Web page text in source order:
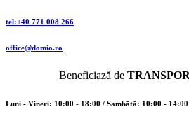
tel:+40 771 008 266
office@domio.ro
Beneficiază de
Luni - Vineri: 10:00 - 18:00 / Sambătă: 10:00 - 14:00